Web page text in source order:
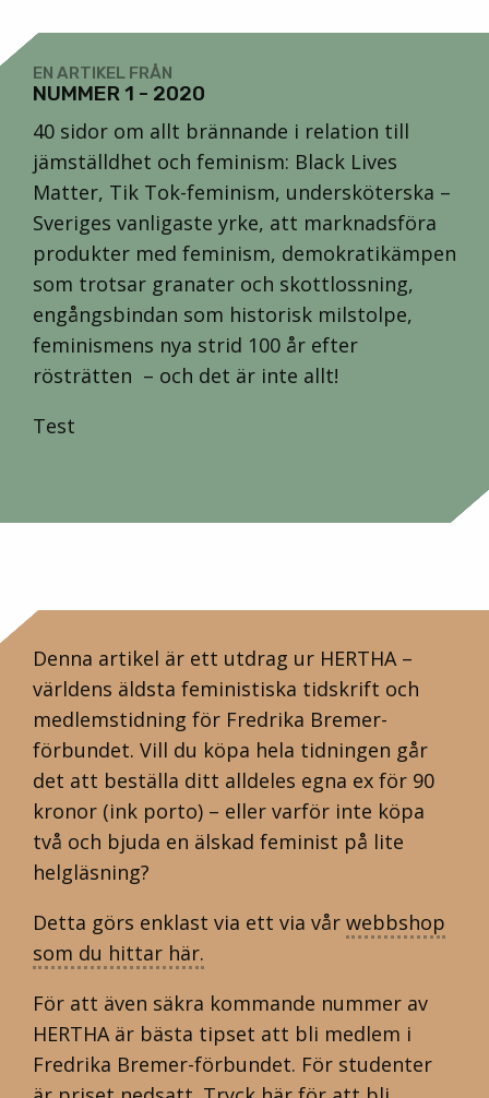
EN ARTIKEL FRÅN
NUMMER 1 - 2020
40 sidor om allt brännande i relation till
jämställdhet och feminism: Black Lives
Matter, Tik Tok-feminism, undersköterska –
Sveriges vanligaste yrke, att marknadsföra
produkter med feminism, demokratikämpen
som trotsar granater och skottlossning,
engångsbindan som historisk milstolpe,
feminismens nya strid 100 år efter
rösträtten – och det är inte allt!
Test
Denna artikel är ett utdrag ur HERTHA –
världens äldsta feministiska tidskrift och
medlemstidning för Fredrika Bremer-
förbundet. Vill du köpa hela tidningen går
det att beställa ditt alldeles egna ex för 90
kronor (ink porto) – eller varför inte köpa
två och bjuda en älskad feminist på lite
helgläsning?
Detta görs enklast via ett via vår webbshop
som du hittar här.
För att även säkra kommande nummer av
HERTHA är bästa tipset att bli medlem i
Fredrika Bremer-förbundet. För studenter